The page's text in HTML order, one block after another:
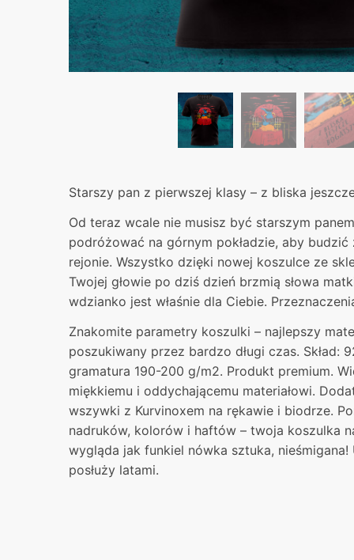
Starszy pan z pierwszej klasy – z bliska
Od teraz wcale nie musisz być starszym
podróżować na górnym pokładzie, aby budzić
rejonie. Wszystko dzięki nowej koszulce ze
Twojej głowie po dziś dzień brzmią słowa
wdzianko jest właśnie dla Ciebie.
Znakomite parametry koszulki – najlepszy
poszukiwany przez bardzo długi czas. Skład:
gramatura 190-200 g/m2. Produkt premium.
miękkiemu i oddychającemu materiałowi.
wszywki z Kurvinoxem na rękawie i biodrze.
nadruków, kolorów i haftów – twoja koszulka
wygląda jak funkiel nówka sztuka,
posłuży latami.